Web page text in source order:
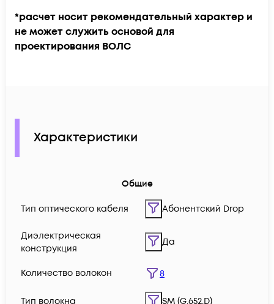
*расчет носит рекомендательный характер и
не может служить основой для
проектирования ВОЛС
Характеристики
Общие
Тип оптического кабеля Абонентский Drop
Диэлектрическая
конструкция
Да
Количество волокон 8
Тип волокна SM (G.652.D)